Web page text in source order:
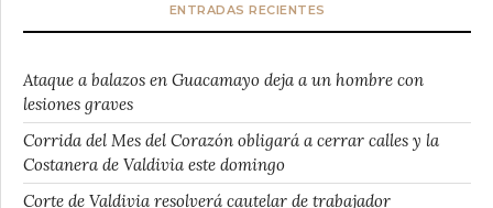
ENTRADAS RECIENTES
Ataque a balazos en Guacamayo deja a un hombre con
lesiones graves
Corrida del Mes del Corazón obligará a cerrar calles y la
Costanera de Valdivia este domingo
Corte de Valdivia resolverá cautelar de trabajador